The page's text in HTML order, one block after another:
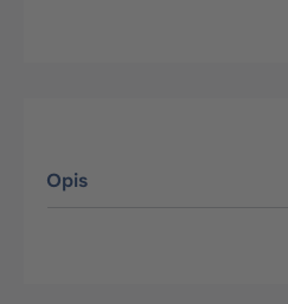
Opis